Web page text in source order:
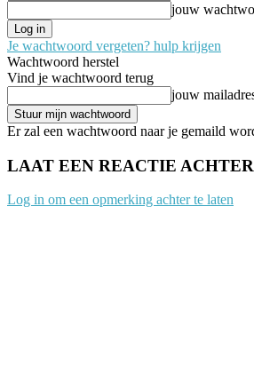
jouw
Je wachtwoord vergeten? hulp krijgen
Wachtwoord herstel
Vind je wachtwoord terug
jouw
Er zal een wachtwoord naar je gemaild
LAAT EEN REACTIE ACHTER
Log in om een opmerking achter te laten